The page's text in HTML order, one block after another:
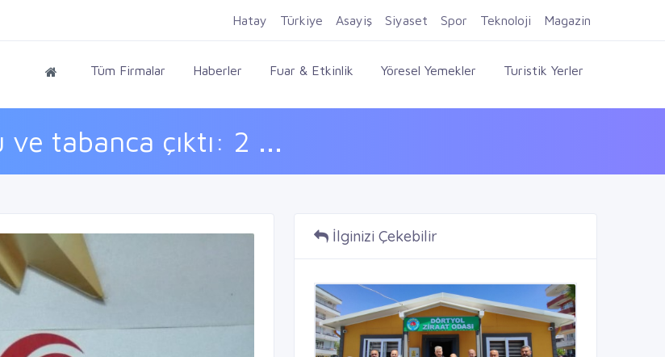
Firma Ekle Kayıt Ol Giriş Yap
Tüm Firmalar Haberler Fuar & Etkinlik Yöresel Yemekler Turistik Yerler
tabanca çıktı: 2 ...
Hatay Türkiye Asayiş Siyaset Spor Teknoloji Magazin
İlginizi Çekebilir